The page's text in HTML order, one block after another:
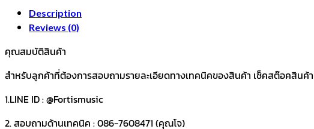
Description
Reviews (0)
คุณสมบัติสินค้า
สำหรับลูกค้าที่ต้องการสอบถามรายละเอียดทางเทคนิคของสินค้า เช็คสต๊อคสิ
1.LINE ID : @Fortismusic
2. สอบถามด้านเทคนิค : 086-7608471 (คุณโจ)